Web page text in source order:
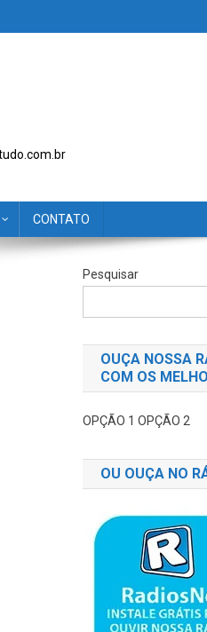
CONTATO
Pesquisar
OUÇA NOSSA
COM OS
OPÇÃO 1OPÇÃO 2
OU OUÇA NO